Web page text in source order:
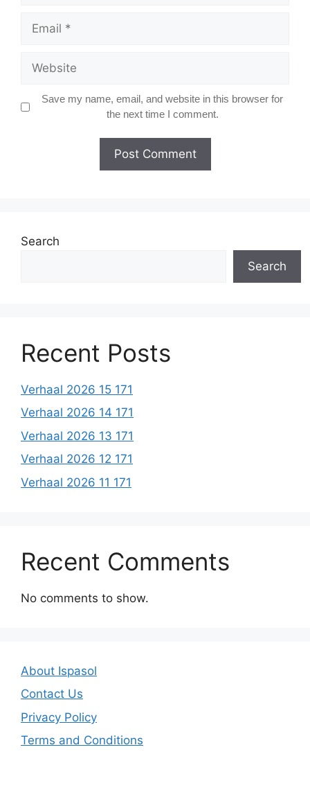
Email
Website
Save my name, email, and website in this browser for
the next time I comment.
Search
Search
Recent Posts
Verhaal 2026 15 171
Verhaal 2026 14 171
Verhaal 2026 13 171
Verhaal 2026 12 171
Verhaal 2026 11 171
Recent Comments
No comments to show.
About Ispasol
Contact Us
Privacy Policy
Terms and Conditions